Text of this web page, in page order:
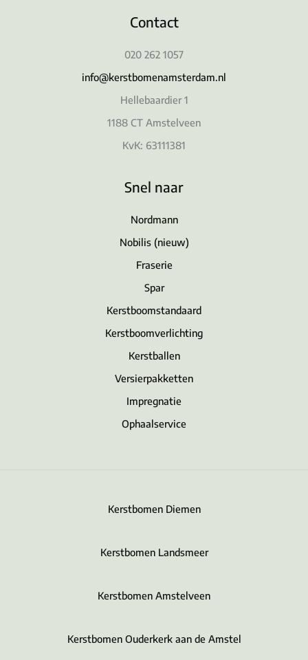
Contact
020 262 1057
info@kerstbomenamsterdam.nl
Hellebaardier 1
1188 CT Amstelveen
KvK: 63111381
Snel naar
Nordmann
Nobilis (nieuw)
Fraserie
Spar
Kerstboomstandaard
Kerstboomverlichting
Kerstballen
Versierpakketten
Impregnatie
Ophaalservice
Kerstbomen Diemen
Kerstbomen Landsmeer
Kerstbomen Amstelveen
Kerstbomen Ouderkerk aan de Amstel